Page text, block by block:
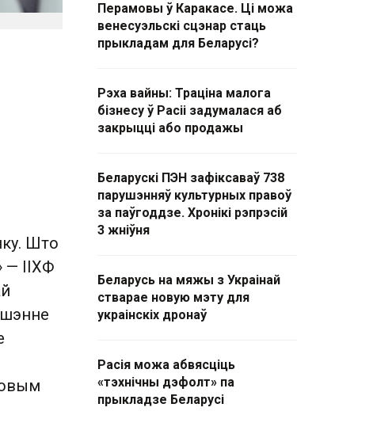
Што
— ІІХФ
Перамовы ў Каракасе. Ці можа
венесуэльскі сцэнар стаць
прыкладам для Беларусі?
Рэха вайны: Траціна малога
бізнесу ў Расіі задумалася аб
закрыцці або продажы
Беларускі ПЭН зафіксаваў 738
парушэнняў культурных правоў
за паўгоддзе. Хронікі рэпрэсій
3 жніўня
Беларусь на мяжы з Украінай
стварае новую мэту для
украінскіх дронаў
Расія можа абвясціць
«тэхнічны дэфолт» па
прыкладзе Беларусі